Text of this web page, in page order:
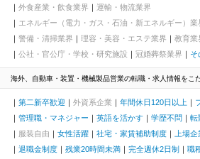
外食産業・飲食業界
運輸・物流業界
エネルギー（電力・ガス・石油・新エネルギー）業
警備・清掃業界
理容・美容・エステ業界 教育業
公社・官公庁・学校・研究施設
冠婚葬祭業界 そ
海外、自動車・装置・機械製品営業の転職・求人情報をこ
第二新卒歓迎 外資系企業 年間休日120日以上
管理職・マネジャー
英語を活かす 学歴不問
転
服装自由
女性活躍 社宅・家賃補助制度 上場企
退職金制度
残業20時間未満 完全週休2日制 職